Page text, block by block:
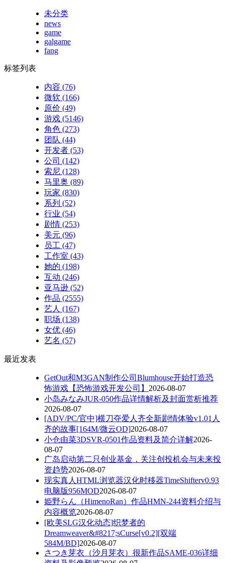
未分类
news
game
galgame
fang
标签列表
内容 (76)
微软 (166)
原价 (49)
游戏 (5146)
角色 (273)
团队 (44)
开发者 (53)
公司 (142)
索尼 (128)
马里奥 (89)
玩家 (830)
系列 (52)
行业 (54)
剧情 (253)
美元 (96)
员工 (47)
工作室 (43)
她的 (198)
互动 (246)
亚马逊 (52)
作品 (2555)
艺人 (167)
职场 (138)
女优 (46)
艺名 (57)
最近发表
GetOut和M3GAN制作公司Blumhouse开始打造恐
怖游戏【恐怖游戏开发公司】 2026-08-07
小岛みなみJUR-050作品详情解析及封面赏析推荐
2026-08-07
[ADV/PC/官中]横刀夺爱人齐全新剧情体验v1.01人
齐的故事[164M/微云OD]2026-08-07
小仓由菜3DSVR-0501作品资料及简介详解2026-
08-07
广岛启动第二只创业基金，关注创投机会与未来投
资趋势2026-08-07
现实真人HTML浏览器汉化时移器TimeShifterv0.93
电脑版956MOD2026-08-07
姫野らん（HimenoRan）作品HMN-244资料介绍与
内容概览2026-08-07
[欧美SLG汉化动态]织梦者的
Dreamweaver&#8217;sCurse[v0.2][双端
584M/BD]2026-08-07
さつき芽衣（沙月芽衣）很新作品SAME-036详细